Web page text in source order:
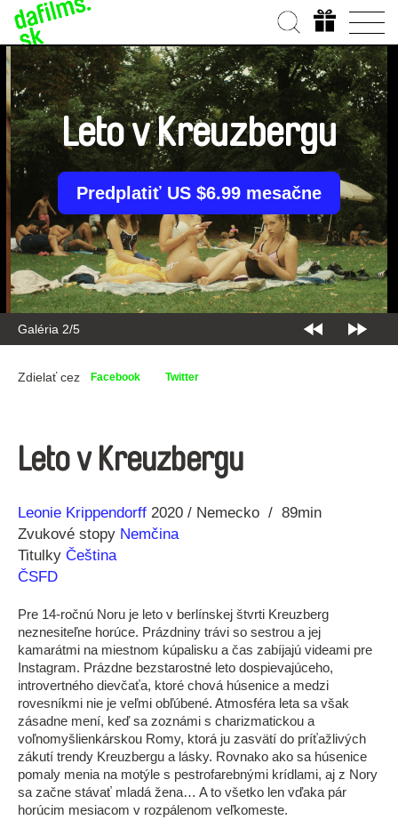
Galéria 2/5
Leto v Kreuzbergu
Predplatiť US $6.99 mesačne
Zdielať cez Facebook Twitter
Leto v Kreuzbergu
Réžia
Leonie Krippendorff
Rok
výroby
2020 Nemecko
89min
Zvukové stopy Nemčina
Titulky Čeština
ČSFD
Pre 14-ročnú Noru je leto v berlínskej štvrti Kreuzberg
neznesiteľne horúce. Prázdniny trávi so sestrou a jej
kamarátmi na miestnom kúpalisku a čas zabíjajú videami pre
Instagram. Prázdne bezstarostné leto dospievajúceho,
introvertného dievčaťa, ktoré chová húsenice a medzi
rovesníkmi nie je veľmi obľúbené. Atmosféra leta sa však
zásadne mení, keď sa zoznámi s charizmatickou a
voľnomyšlienkárskou Romy, ktorá ju zasvätí do príťažlivých
zákutí trendy Kreuzbergu a lásky. Rovnako ako sa húsenice
pomaly menia na motýle s pestrofarebnými krídlami, aj z Nory
sa začne stávať mladá žena… A to všetko len vďaka pár
horúcim mesiacom v rozpálenom veľkomeste.